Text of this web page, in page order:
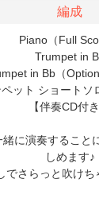
編成
Piano（Full
Trumpet in
in Bb（Option
ペット ショートソ
【伴奏CD付き
に演奏すること
しめます♪
でさらっと吹け